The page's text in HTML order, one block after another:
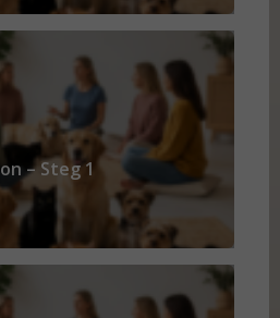
– Steg 1
Genom att dela
intressen och ditt
beteende när du
surfar ökar du
chansen att få se
personligt
anpassat innehåll
och erbjudanden.